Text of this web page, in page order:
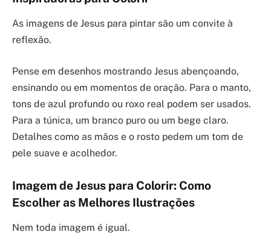
As imagens de Jesus para pintar são um convite à
reflexão.
Pense em desenhos mostrando Jesus abençoando,
ensinando ou em momentos de oração. Para o manto,
tons de azul profundo ou roxo real podem ser usados.
Para a túnica, um branco puro ou um bege claro.
Detalhes como as mãos e o rosto pedem um tom de
pele suave e acolhedor.
Imagem de Jesus para Colorir: Como
Escolher as Melhores Ilustrações
Nem toda imagem é igual.